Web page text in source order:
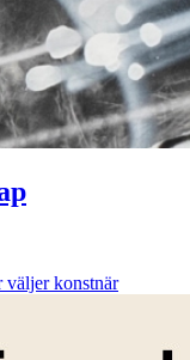
väljer konstnär